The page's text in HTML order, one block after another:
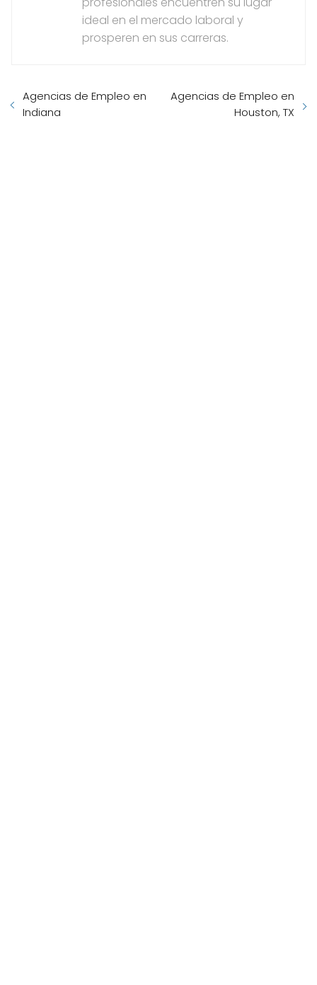
ideal en el mercado laboral y
prosperen en sus carreras.
Agencias de Empleo en
Indiana
Agencias de Empleo en
Houston, TX